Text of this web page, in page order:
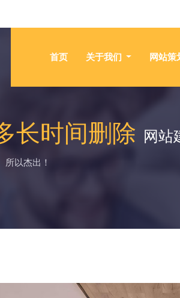
首页 关于我们 网站策
长时间删除 网站
以杰出！